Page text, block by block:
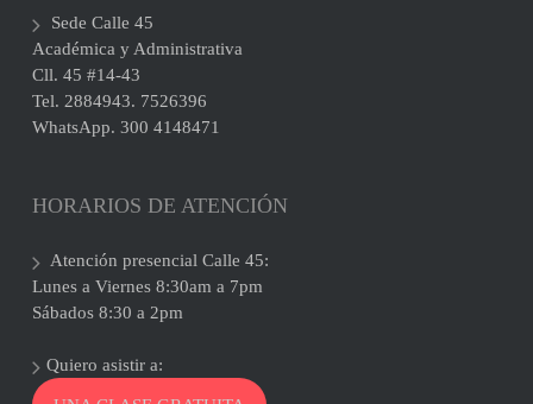
Sede Calle 45
Académica y Administrativa
Cll. 45 #14-43
Tel. 2884943. 7526396
WhatsApp. 300 4148471
HORARIOS DE ATENCIÓN
Atención presencial Calle 45:
Lunes a Viernes 8:30am a 7pm
Sábados 8:30 a 2pm
Quiero asistir a: